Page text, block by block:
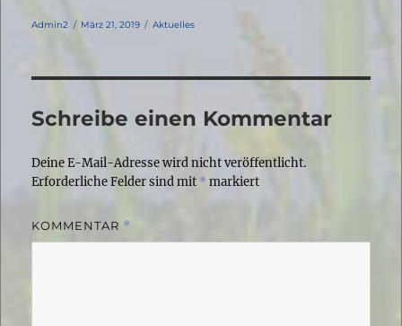
Autor
Admin2
Veröffentlicht
März 21, 2019 Kategorien
Aktuelles
Schreibe einen Kommentar
Deine E-Mail-Adresse wird nicht veröffentlicht.
Erforderliche Felder sind mit * markiert
KOMMENTAR *